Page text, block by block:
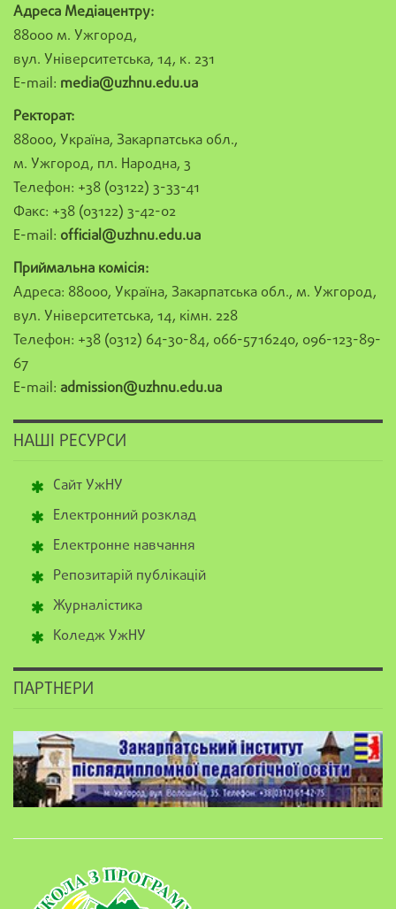
Адреса Медіацентру:
88000 м. Ужгород,
вул. Університетська, 14, к. 231
E-mail: media@uzhnu.edu.ua
Ректорат:
88000, Україна, Закарпатська обл.,
м. Ужгород, пл. Народна, 3
Телефон: +38 (03122) 3-33-41
Факс: +38 (03122) 3-42-02
E-mail: official@uzhnu.edu.ua
Приймальна комісія:
Адреса: 88000, Україна, Закарпатська обл., м. Ужгород,
вул. Університетська, 14, кімн. 228
Телефон: +38 (0312) 64-30-84, 066-5716240, 096-123-89-
67
E-mail: admission@uzhnu.edu.ua
НАШІ РЕСУРСИ
Сайт УжНУ
Електронний розклад
Електронне навчання
Репозитарій публікацій
Журналістика
Коледж УжНУ
ПАРТНЕРИ